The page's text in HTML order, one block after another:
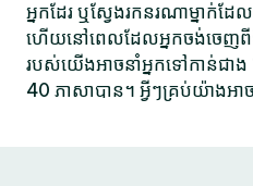
អ្នកដែរ ឬស្វែងរកនរណាម្នាក់ដ
ហើយនៅពេលដែលអ្នកចង់ចេញពី
របស់យើងអាចនាំអ្នកទៅកាន់ជា
40 ភាសាបាន។ អ្វីៗគ្រប់យ៉ាងអា